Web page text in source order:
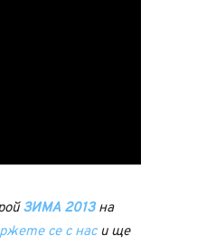
ЗИМА 2013на
се с наси ще